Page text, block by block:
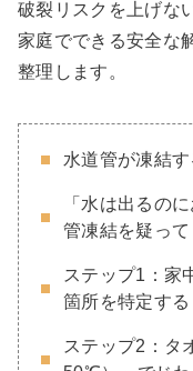
破裂リスクを上げな
家庭でできる安全な
整理します。
水道管が凍結
「水は出るの
管凍結を疑って
ステップ1：家
箇所を特定する
ステップ2：タ